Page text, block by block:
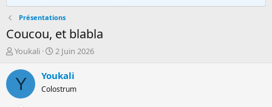
Présentations
Coucou, et blabla
D
m
a
r
Youkali
D
t
d
2 Juin 2026
Y Youkali
Colostrum